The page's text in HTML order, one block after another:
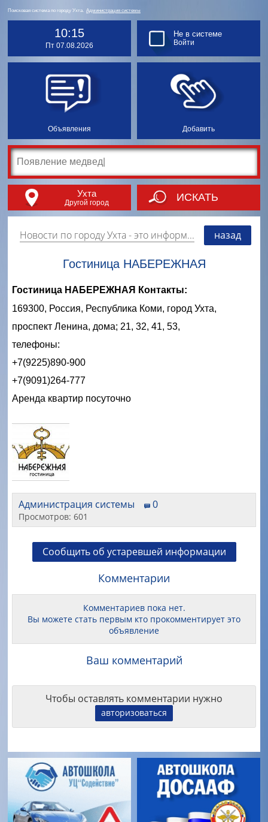
Поисковая система по городу Ухта. Администрация системы
10:15
Пт 07.08.2026
Объявления Добавить
Не в системе
Войти
Ухта
Другой город ИСКАТЬ
Новости по городу Ухта- это информация о событиях, мероприятиях и торгово-коммерческой деятельности города. Страницу наполняют платные и бесплатные объявления, имеющие функцию "поднятия вверх списка". назад
Гостиница НАБЕРЕЖНАЯ
Гостиница НАБЕРЕЖНАЯ Контакты:
169300, Россия, Республика Коми, город Ухта,
проспект Ленина, дома; 21, 32, 41, 53,
телефоны:
+7(9225)890-900
+7(9091)264-777
Аренда квартир посуточно
Администрация системы 0
Просмотров: 601
Сообщить об устаревшей информации
Комментарии
Комментариев пока нет.
Вы можете стать первым кто прокомментирует это
объявление
Ваш комментарий
Чтобы оставлять комментарии нужно
авторизоваться